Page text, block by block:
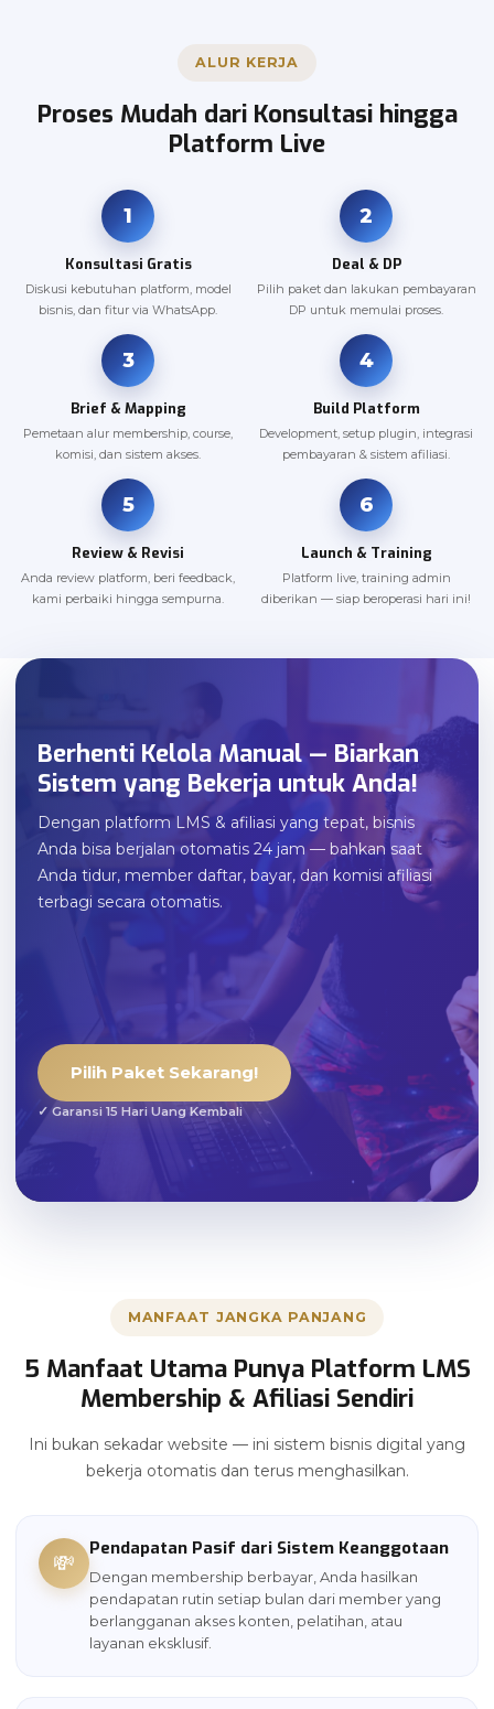
ALUR KERJA
Proses Mudah dari Konsultasi hingga
Platform Live
1
Konsultasi Gratis
Diskusi kebutuhan platform, model
bisnis, dan fitur via WhatsApp.
2
Deal & DP
Pilih paket dan lakukan pembayaran
DP untuk memulai proses.
3
Brief & Mapping
Pemetaan alur membership, course,
komisi, dan sistem akses.
4
Build Platform
Development, setup plugin, integrasi
pembayaran & sistem afiliasi.
5
Review & Revisi
Anda review platform, beri feedback,
kami perbaiki hingga sempurna.
6
Launch & Training
Platform live, training admin
diberikan — siap beroperasi hari ini!
Berhenti Kelola Manual — Biarkan
Sistem yang Bekerja untuk Anda!
Dengan platform LMS & afiliasi yang tepat, bisnis
Anda bisa berjalan otomatis 24 jam — bahkan saat
Anda tidur, member daftar, bayar, dan komisi afiliasi
terbagi secara otomatis.
Pilih Paket Sekarang!
✓ Garansi 15 Hari Uang Kembali
MANFAAT JANGKA PANJANG
5 Manfaat Utama Punya Platform LMS
Membership & Afiliasi Sendiri
Ini bukan sekadar website — ini sistem bisnis digital yang
bekerja otomatis dan terus menghasilkan.
💸
Pendapatan Pasif dari Sistem Keanggotaan
Dengan membership berbayar, Anda hasilkan
pendapatan rutin setiap bulan dari member yang
berlangganan akses konten, pelatihan, atau
layanan eksklusif.